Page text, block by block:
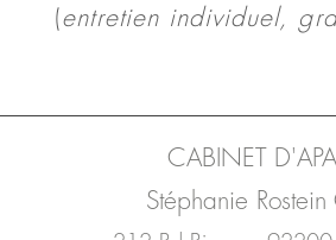
(entretien individuel,
CABINET
Stéphanie Rostein